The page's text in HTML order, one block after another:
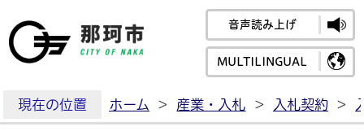
那珂市公式ホームペ
音声読み上げ
MULTILINGUAL
現在の位置 ホーム > 産業・入札 > 入札契約 >